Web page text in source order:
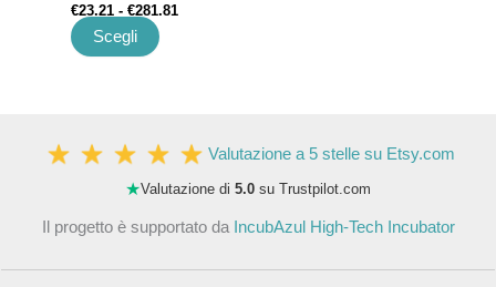
€23.21 - €281.81
Scegli
Valutazione a 5 stelle su Etsy.com
★Valutazione di 5.0 su Trustpilot.com
Il progetto è supportato da IncubAzul High-Tech Incubator